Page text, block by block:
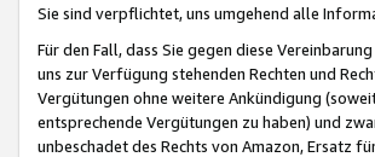
Sie sind verpflichtet, uns umgehend alle
Für den Fall, dass Sie gegen diese
uns zur Verfügung stehenden Rechten und
Vergütungen ohne weitere Ankündigung
entsprechende Vergütungen zu haben) und
unbeschadet des Rechts von Amazon, Ersatz